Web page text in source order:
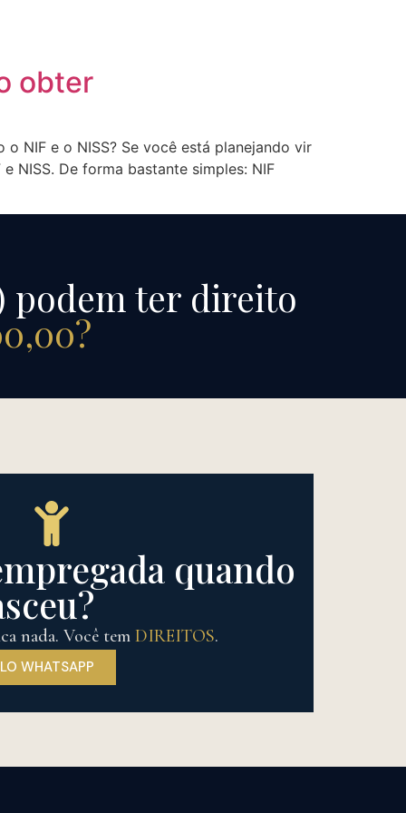
obter
NIF e o NISS? Se você está planejando vir
NISS. De forma bastante simples: NIF
podem ter direito
quando
nada. Você tem DIREITOS.
WHATSAPP